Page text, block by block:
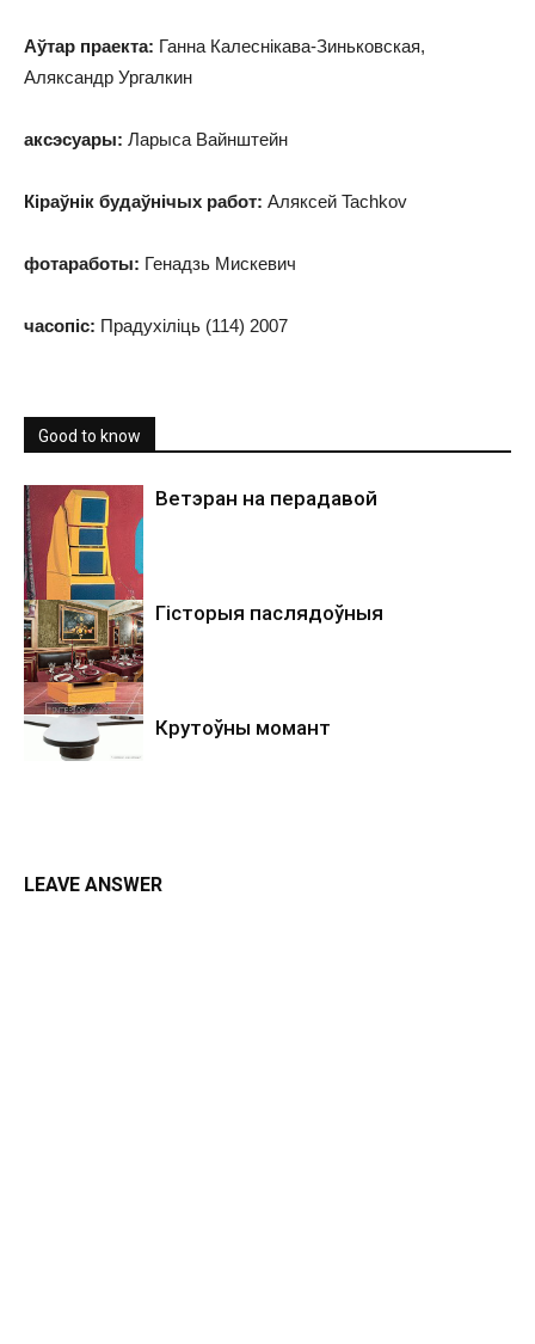
Аўтар праекта: Ганна Калеснікава-Зиньковская,
Аляксандр Ургалкин
аксэсуары: Ларыса Вайнштейн
Кіраўнік будаўнічых работ: Аляксей Tachkov
фотаработы: Генадзь Мискевич
часопіс: Прадухіліць (114) 2007
Good to know
Ветэран на перадавой
Гісторыя паслядоўныя
Крутоўны момант
LEAVE ANSWER